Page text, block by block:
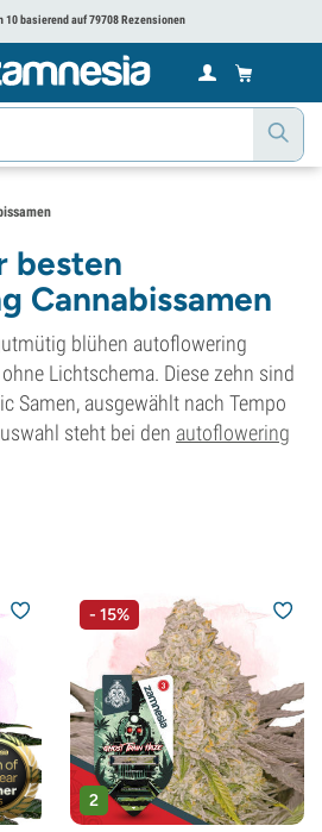
10 basierend auf 79708 Rezensionen
besten
Cannabissamen
blühen autoflowering
Lichtschema. Diese zehn sind
Samen, ausgewählt nach Tempo
steht bei den autoflowering
- 15%
2